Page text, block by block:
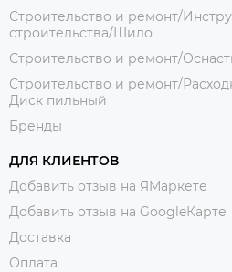
Строительство и ремонт/
строительства/Шило
Строительство и ремонт/
Строительство и ремонт/
Диск пильный
Бренды
ДЛЯ КЛИЕНТОВ
Добавить отзыв на ЯМаркете
Добавить отзыв на GoogleКарте
Доставка
Оплата